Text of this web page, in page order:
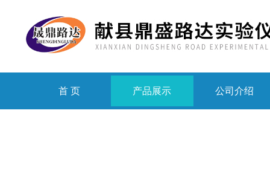
首 页 产品展示 公司介绍